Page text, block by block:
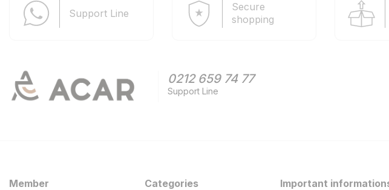
Support Line
Secure
shopping
0212 659 74 77
Support Line
Member Categories Important